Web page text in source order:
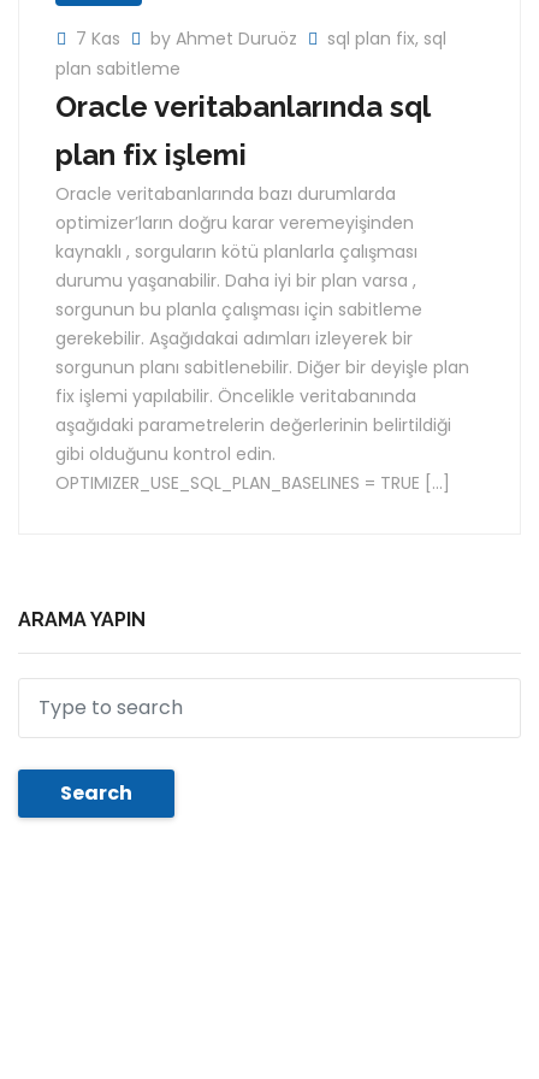
7 Kas by Ahmet Duruöz sql plan fix, sql
plan sabitleme
Oracle veritabanlarında sql
plan fix işlemi
Oracle veritabanlarında bazı durumlarda
optimizer’ların doğru karar veremeyişinden
kaynaklı , sorguların kötü planlarla çalışması
durumu yaşanabilir. Daha iyi bir plan varsa ,
sorgunun bu planla çalışması için sabitleme
gerekebilir. Aşağıdakai adımları izleyerek bir
sorgunun planı sabitlenebilir. Diğer bir deyişle plan
fix işlemi yapılabilir. Öncelikle veritabanında
aşağıdaki parametrelerin değerlerinin belirtildiği
gibi olduğunu kontrol edin.
OPTIMIZER_USE_SQL_PLAN_BASELINES = TRUE […]
ARAMA YAPIN
Search